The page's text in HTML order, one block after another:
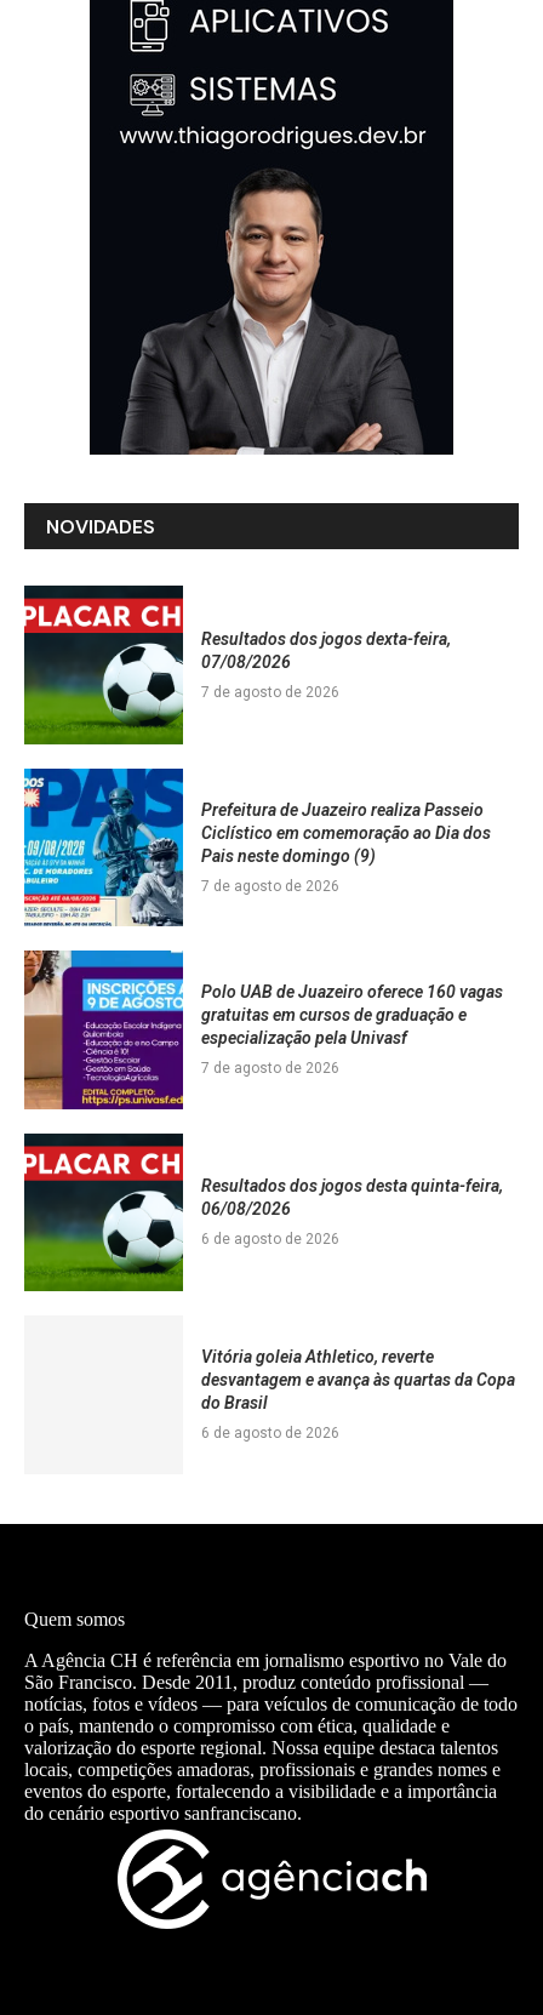
NOVIDADES
Resultados dos jogos dexta-feira,
07/08/2026
7 de agosto de 2026
Prefeitura de Juazeiro realiza Passeio
Ciclístico em comemoração ao Dia dos
Pais neste domingo (9)
7 de agosto de 2026
Polo UAB de Juazeiro oferece 160 vagas
gratuitas em cursos de graduação e
especialização pela Univasf
7 de agosto de 2026
Resultados dos jogos desta quinta-feira,
06/08/2026
6 de agosto de 2026
Vitória goleia Athletico, reverte
desvantagem e avança às quartas da Copa
do Brasil
6 de agosto de 2026
Quem somos
A Agência CH é referência em jornalismo esportivo no Vale do
São Francisco. Desde 2011, produz conteúdo profissional —
notícias, fotos e vídeos — para veículos de comunicação de todo
o país, mantendo o compromisso com ética, qualidade e
valorização do esporte regional. Nossa equipe destaca talentos
locais, competições amadoras, profissionais e grandes nomes e
eventos do esporte, fortalecendo a visibilidade e a importância
do cenário esportivo sanfranciscano.